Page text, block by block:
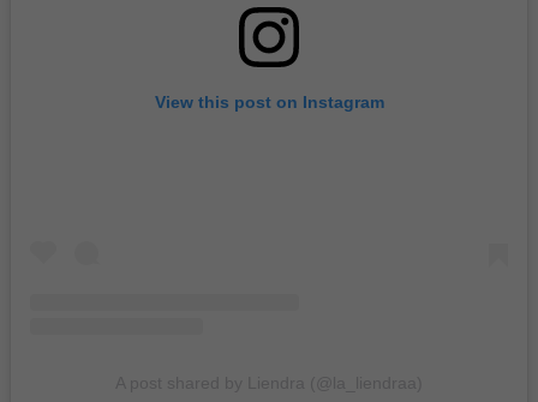
View this post on Instagram